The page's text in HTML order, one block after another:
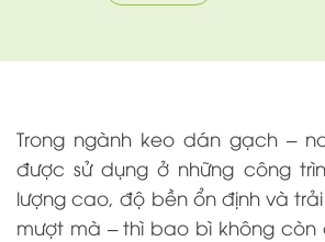
Trong ngành keo dán gạch –
được sử dụng ở những công
lượng cao, độ bền ổn định và
mượt mà – thì bao bì không còn